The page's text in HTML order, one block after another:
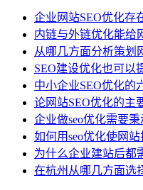
企业网站SEO优化存
内链与外链优化能给
从哪几方面分析策划
SEO建设优化也可以
中小企业SEO优化的
论网站SEO优化的主
企业做seo优化需要秉
如何用seo优化使网站
为什么企业建站后都
在杭州从哪几方面选